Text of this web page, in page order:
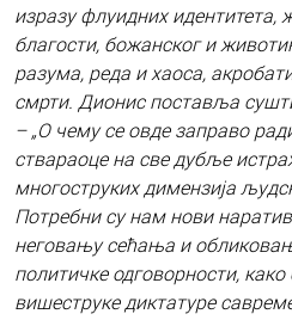
изразу флуидних идентитета,
благости, божанског и
разума, реда и хаоса,
смрти. Дионис поставља
– „О чему се овде заправо
ствараоце на све дубље
многоструких димензија
Потребни су нам нови
неговању сећања и
политичке одговорности,
вишеструке диктатуре